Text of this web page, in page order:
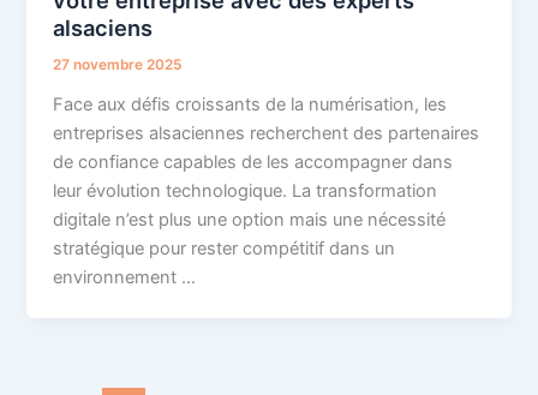
alsaciens
27 novembre 2025
Face aux défis croissants de la numérisation, les
entreprises alsaciennes recherchent des partenaires
de confiance capables de les accompagner dans
leur évolution technologique. La transformation
digitale n’est plus une option mais une nécessité
stratégique pour rester compétitif dans un
environnement …